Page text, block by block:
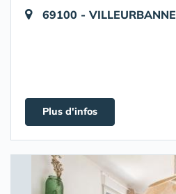
69100 - VILLEURBANNE
Plus d'infos